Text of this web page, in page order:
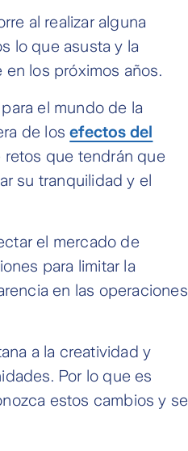
al realizar alguna
lo que asusta y la
los próximos años.
el mundo de la
de losefectos del
retos que tendrán que
su tranquilidad y el
el mercado de
para limitar la
en las operaciones
a la creatividad y
Por lo que es
estos cambios y se